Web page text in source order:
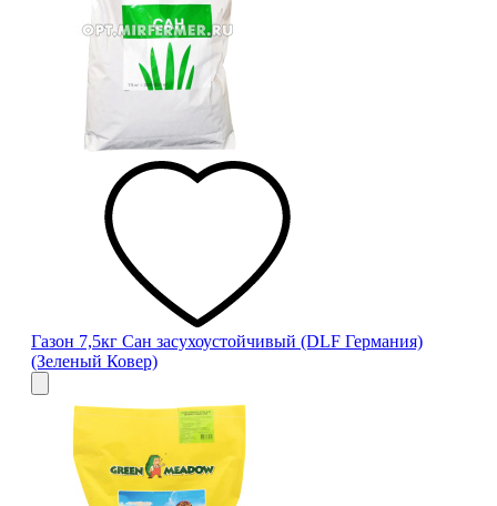
Газон 7,5кг Сан засухоустойчивый (DLF Германия)
(Зеленый Ковер)